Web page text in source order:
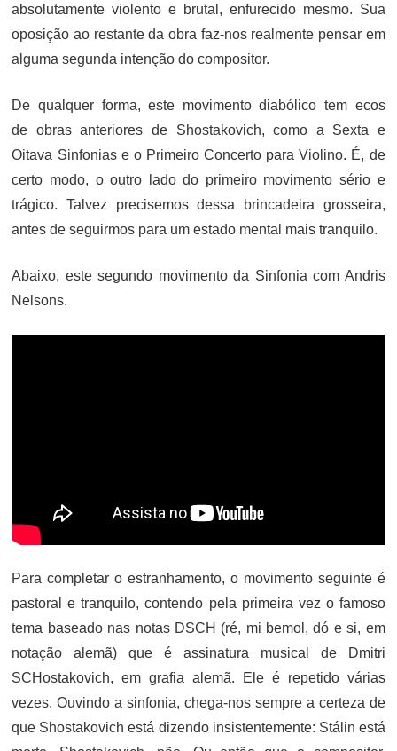
absolutamente violento e brutal, enfurecido mesmo. Sua
oposição ao restante da obra faz-nos realmente pensar em
alguma segunda intenção do compositor.
De qualquer forma, este movimento diabólico tem ecos
de obras anteriores de Shostakovich, como a Sexta e
Oitava Sinfonias e o Primeiro Concerto para Violino. É, de
certo modo, o outro lado do primeiro movimento sério e
trágico. Talvez precisemos dessa brincadeira grosseira,
antes de seguirmos para um estado mental mais tranquilo.
Abaixo, este segundo movimento da Sinfonia com Andris
Nelsons.
Para completar o estranhamento, o movimento seguinte é
pastoral e tranquilo, contendo pela primeira vez o famoso
tema baseado nas notas DSCH (ré, mi bemol, dó e si, em
notação alemã) que é assinatura musical de Dmitri
SCHostakovich, em grafia alemã. Ele é repetido várias
vezes. Ouvindo a sinfonia, chega-nos sempre a certeza de
que Shostakovich está dizendo insistentemente: Stálin está